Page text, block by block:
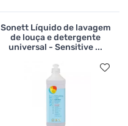
Sonett Líquido de lavagem
de louça e detergente
universal - Sensitive ...